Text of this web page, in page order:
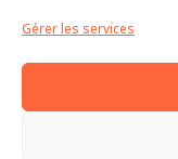
Gérer les services